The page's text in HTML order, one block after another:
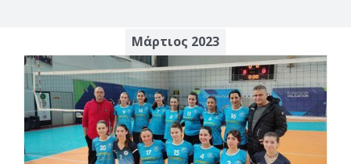
Μάρτιος 2023